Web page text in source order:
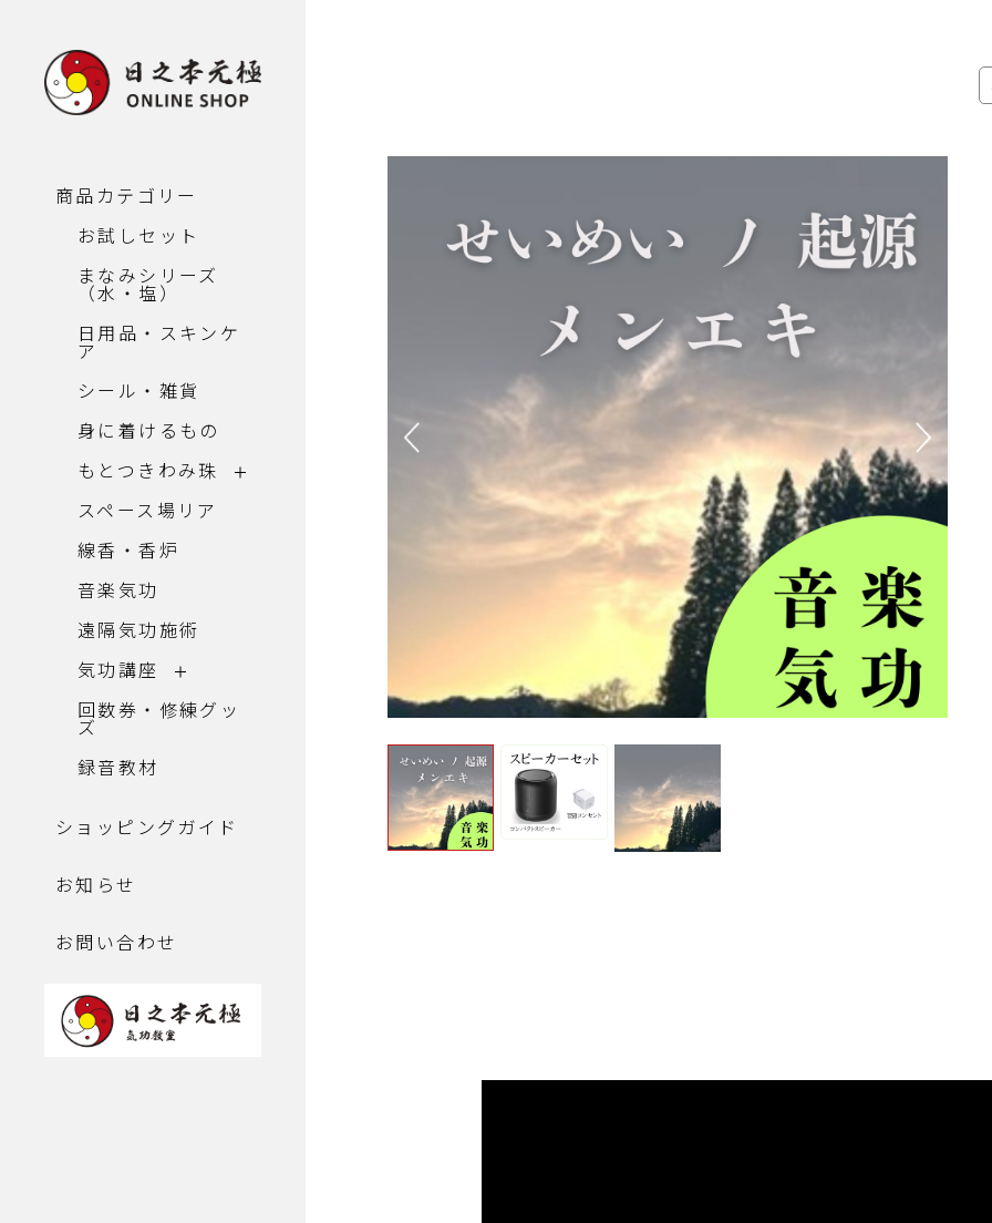
商品カテゴリー
お試しセット
まなみシリーズ
（水・塩）
日用品・スキンケ
ア
シール・雑貨
身に着けるもの
もとつきわみ珠
スペース場リア
線香・香炉
音楽気功
遠隔気功施術
気功講座
回数券・修練グッ
ズ
録音教材
ショッピングガイド
お知らせ
お問い合わせ